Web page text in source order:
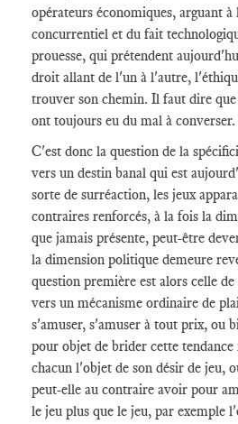
opérateurs économiques, arguant
concurrentiel et du fait
prouesse, qui prétendent
droit allant de l'un à l'autre,
trouver son chemin. Il faut dire
ont toujours eu du mal à converser.
C'est donc la question de la
vers un destin banal qui est
sorte de surréaction, les jeux
contraires renforcés, à la fois la
que jamais présente, peut-être
la dimension politique demeure
question première est alors celle
vers un mécanisme ordinaire de
s'amuser, s'amuser à tout prix, ou
pour objet de brider cette
chacun l'objet de son désir de jeu,
peut-elle au contraire avoir pour
le jeu plus que le jeu, par exemple